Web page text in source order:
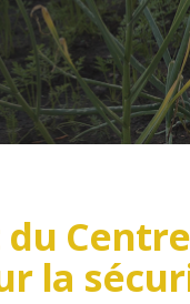
la